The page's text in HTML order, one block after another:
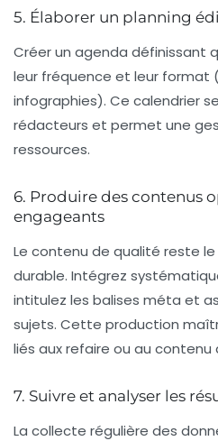
5. Élaborer un planning
Créer un agenda définissant
leur fréquence et leur format
infographies). Ce calendrier
rédacteurs et permet une
ressources.
6. Produire des contenus
engageants
Le contenu de qualité reste le
durable. Intégrez
intitulez les balises méta et
sujets. Cette production
liés aux refaire ou au
7. Suivre et analyser les
La collecte régulière des